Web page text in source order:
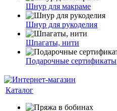
Шнур для макраме
Шнур для рукоделия
Шпагаты, нити
Подарочные сертификаты
Каталог